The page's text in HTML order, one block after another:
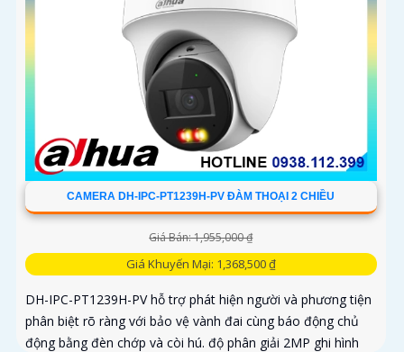
CAMERA DH-IPC-PT1239H-PV ĐÀM THOẠI 2 CHIỀU
Giá Bán: 1,955,000 ₫
Giá Khuyến Mại: 1,368,500 ₫
DH-IPC-PT1239H-PV hỗ trợ phát hiện người và phương tiện
phân biệt rõ ràng với bảo vệ vành đai cùng báo động chủ
động bằng đèn chớp và còi hú. độ phân giải 2MP ghi hình